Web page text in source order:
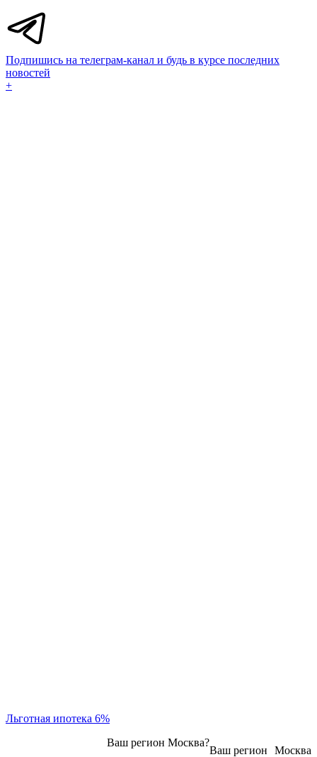
Подпишись на телеграм-канал и будь в курсе последних
новостей
+
Льготная ипотека 6%
Москва
Ваш регион
Ваш регион Москва?